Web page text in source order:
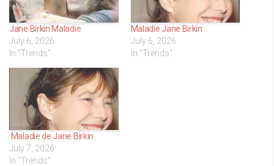
Jane Birkin Maladie
July 6, 2026
In "Trends"
Maladie Jane Birkin
July 6, 2026
In "Trends"
Maladie de Jane Birkin
July 7, 2026
In "Trends"